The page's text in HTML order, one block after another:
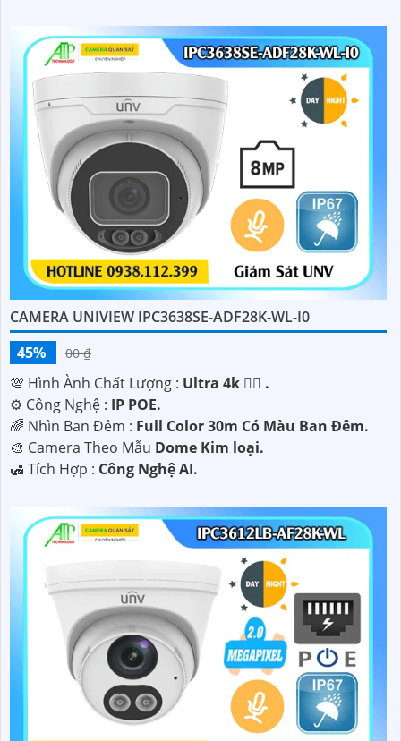
CAMERA UNIVIEW IPC3638SE-ADF28K-WL-I0
45%
00 ₫
💯 Hình Ành Chất Lượng : Ultra 4k 👍🏾 .
⚙ Công Nghệ : IP POE.
🌈 Nhìn Ban Đêm : Full Color 30m Có Màu Ban Ðêm.
🎨 Camera Theo Mẫu Dome Kim loại.
️🛃 Tích Hợp : Công Nghệ AI.